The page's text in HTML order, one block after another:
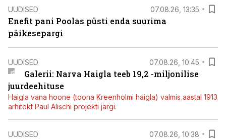
UUDISED 07.08.26, 13:35
Enefit pani Poolas püsti enda suurima
päikesepargi
UUDISED 07.08.26, 10:45
Galerii: Narva Haigla teeb 19,2 -miljonilise
juurdeehituse
Haigla vana hoone (toona Kreenholmi haigla) valmis aastal 1913
arhitekt Paul Alischi projekti järgi.
UUDISED 07.08.26, 10:38